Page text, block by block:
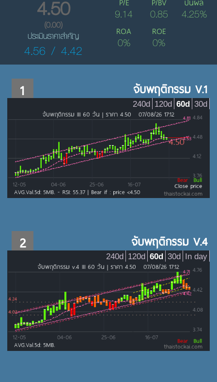
4.50
(0.00)
ประเมินราคาสำคัญ
4.56 / 4.42
9.14 0.85 4.25%
ROA
0%
ROE
0%
1 จับพฤติกรรม V.1
30d
60d
120d
240d
2 จับพฤติกรรม V.4
In day
30d
60d
120d
240d